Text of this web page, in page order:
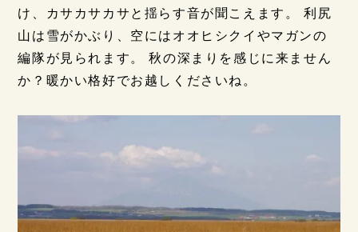
け、カサカサカサと揺らす音が聞こえます。 利尻
山は雪がかぶり、空にはオオヒシクイやマガンの
編隊が見られます。 秋の深まりを感じに来ません
か？暖かい格好でお越しくださいね。